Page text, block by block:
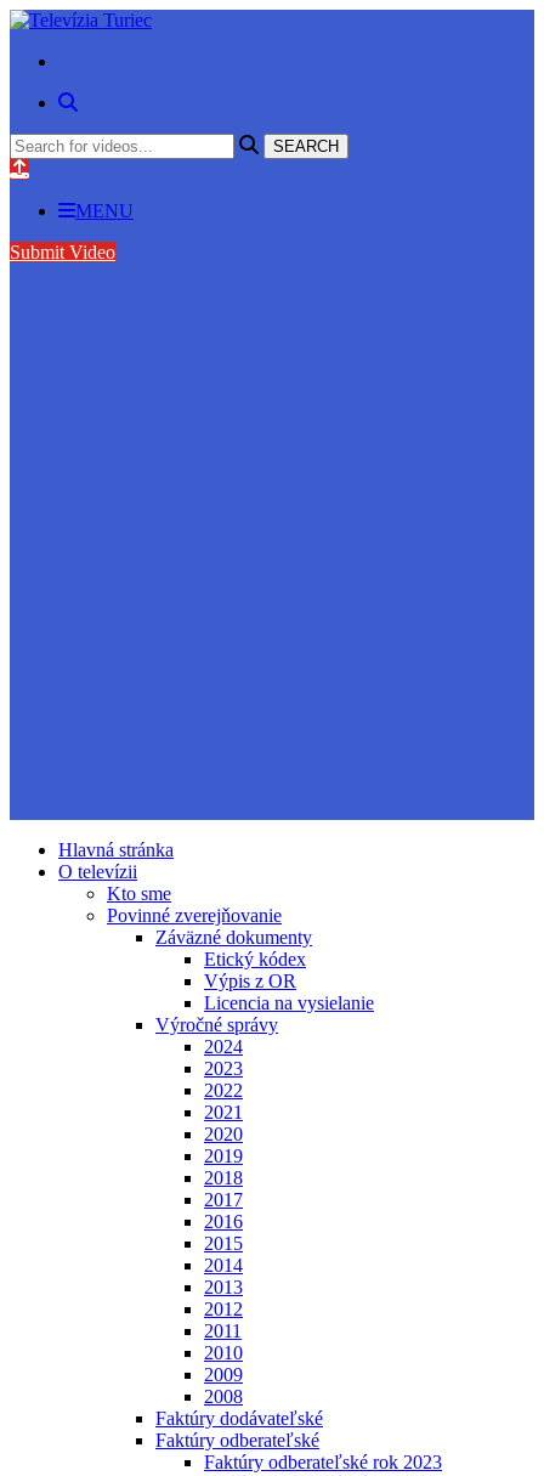
MENU
Submit Video
Hlavná stránka
O televízii
Kto sme
Povinné zverejňovanie
Záväzné dokumenty
Etický kódex
Výpis z OR
Licencia na vysielanie
Výročné správy
2024
2023
2022
2021
2020
2019
2018
2017
2016
2015
2014
2013
2012
2011
2010
2009
2008
Faktúry dodávateľské
Faktúry odberateľské
Faktúry odberateľské rok 2023